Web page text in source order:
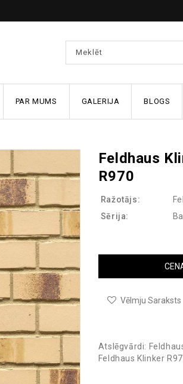
PAR MUMS GALERIJA BLOGS
Feldhaus
R970
Ražotājs:
Sērija:
Vēlmju Saraksts
Atslēgvārdi:
Feldhaus Klinker